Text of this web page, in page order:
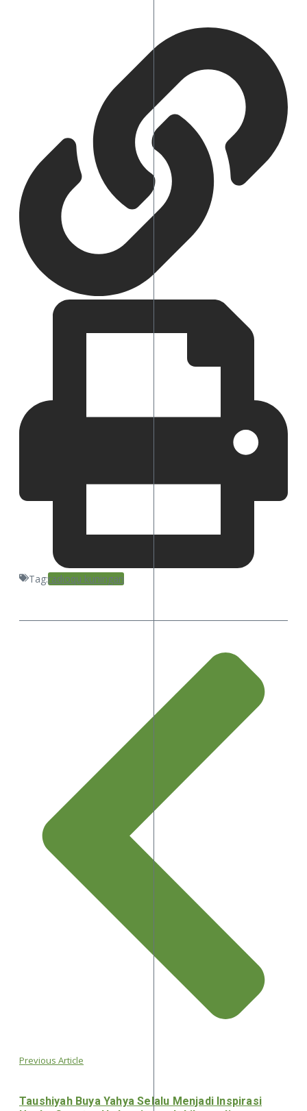
Tag:radioqu kuningan
Previous Article
Taushiyah Buya Yahya Selalu Menjadi Inspirasi